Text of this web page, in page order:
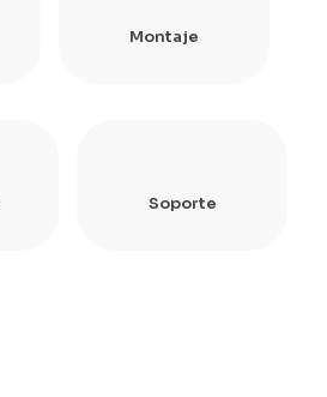
Montaje
Soporte